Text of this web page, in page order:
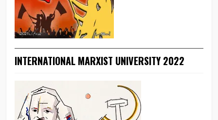
INTERNATIONAL MARXIST UNIVERSITY 2022